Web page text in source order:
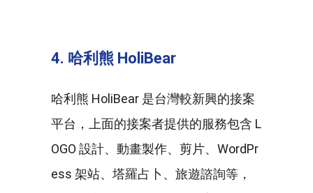
4. 哈利熊 HoliBear
哈利熊 HoliBear 是台灣較新興的接案
平台，上面的接案者提供的服務包含 L
OGO 設計、動畫製作、剪片、WordPr
ess 架站、塔羅占卜、旅遊諮詢等，